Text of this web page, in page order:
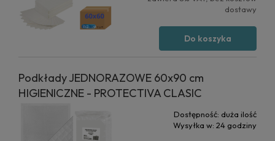
dostawy
Do koszyka
Podkłady JEDNORAZOWE 60x90 cm
HIGIENICZNE - PROTECTIVA CLASIC
Dostępność: duża ilość
Wysyłka w: 24 godziny